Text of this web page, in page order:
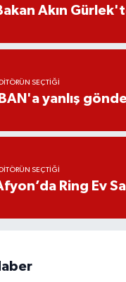
Akın
SEÇTIĞI
İBAN'a yanlış
SEÇTIĞI
Ring Ev